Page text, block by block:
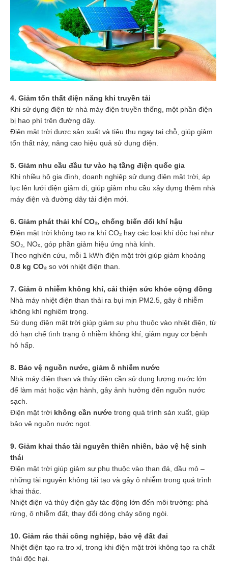
4. Giảm tổn thất điện năng khi truyền tải
Khi sử dụng điện từ nhà máy điện truyền thống, một phần điện
bị hao phí trên đường dây.
Điện mặt trời được sản xuất và tiêu thụ ngay tại chỗ, giúp giảm
tổn thất này, nâng cao hiệu quả sử dụng điện.
5. Giảm nhu cầu đầu tư vào hạ tầng điện quốc gia
Khi nhiều hộ gia đình, doanh nghiệp sử dụng điện mặt trời, áp
lực lên lưới điện giảm đi, giúp giảm nhu cầu xây dựng thêm nhà
máy điện và đường dây tải điện mới.
6. Giảm phát thải khí CO₂, chống biến đổi khí hậu
Điện mặt trời không tạo ra khí CO₂ hay các loại khí độc hại như
SO₂, NOₓ, góp phần giảm hiệu ứng nhà kính.
Theo nghiên cứu, mỗi 1 kWh điện mặt trời giúp giảm khoảng
0.8 kg CO₂ so với nhiệt điện than.
7. Giảm ô nhiễm không khí, cải thiện sức khỏe cộng đồng
Nhà máy nhiệt điện than thải ra bụi mịn PM2.5, gây ô nhiễm
không khí nghiêm trọng.
Sử dụng điện mặt trời giúp giảm sự phụ thuộc vào nhiệt điện, từ
đó hạn chế tình trạng ô nhiễm không khí, giảm nguy cơ bệnh
hô hấp.
8. Bảo vệ nguồn nước, giảm ô nhiễm nước
Nhà máy điện than và thủy điện cần sử dụng lượng nước lớn
để làm mát hoặc vận hành, gây ảnh hưởng đến nguồn nước
sạch.
Điện mặt trời không cần nước trong quá trình sản xuất, giúp
bảo vệ nguồn nước ngọt.
9. Giảm khai thác tài nguyên thiên nhiên, bảo vệ hệ sinh
thái
Điện mặt trời giúp giảm sự phụ thuộc vào than đá, dầu mỏ –
những tài nguyên không tái tạo và gây ô nhiễm trong quá trình
khai thác.
Nhiệt điện và thủy điện gây tác động lớn đến môi trường: phá
rừng, ô nhiễm đất, thay đổi dòng chảy sông ngòi.
10. Giảm rác thải công nghiệp, bảo vệ đất đai
Nhiệt điện tạo ra tro xỉ, trong khi điện mặt trời không tạo ra chất
thải độc hại.